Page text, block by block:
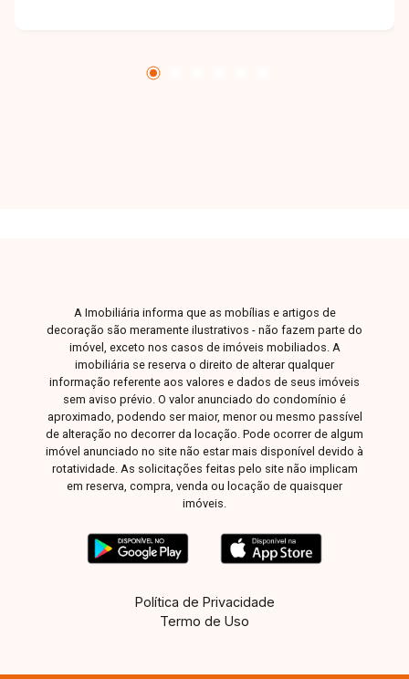
A Imobiliária informa que as mobílias e artigos de
decoração são meramente ilustrativos - não fazem parte do
imóvel, exceto nos casos de imóveis mobiliados. A
imobiliária se reserva o direito de alterar qualquer
informação referente aos valores e dados de seus imóveis
sem aviso prévio. O valor anunciado do condomínio é
aproximado, podendo ser maior, menor ou mesmo passível
de alteração no decorrer da locação. Pode ocorrer de algum
imóvel anunciado no site não estar mais disponível devido à
rotatividade. As solicitações feitas pelo site não implicam
em reserva, compra, venda ou locação de quaisquer
imóveis.
Política de Privacidade
Termo de Uso